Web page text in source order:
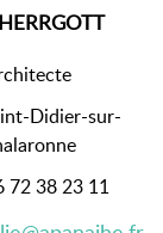
Didier-sur-
72 38 23 11